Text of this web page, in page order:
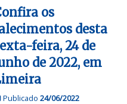
os
desta
feira, 24 de
de 2022, em
Publicado 24/06/2022